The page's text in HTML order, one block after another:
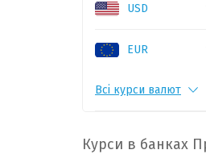
USD
EUR
CHF
Всі курси валют
Курси в банках